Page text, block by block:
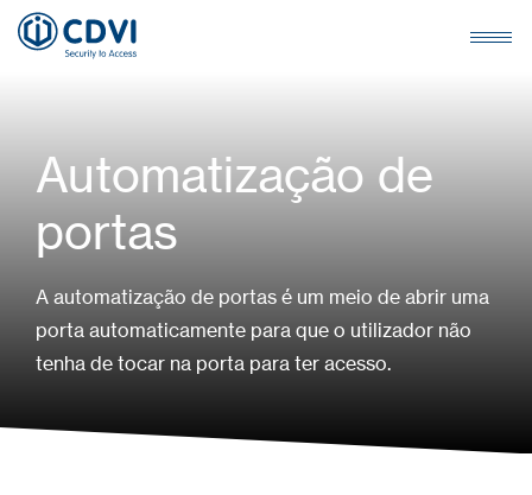
Automatização de
portas
A automatização de portas é um meio de abrir uma
porta automaticamente para que o utilizador não
tenha de tocar na porta para ter acesso.